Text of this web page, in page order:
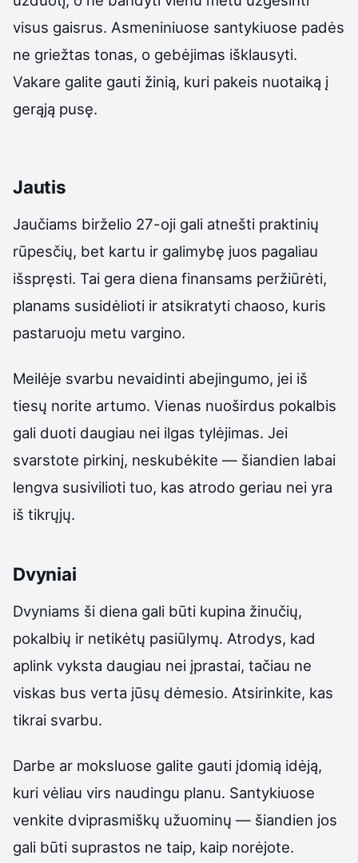
visus gaisrus. Asmeniniuose santykiuose padės
ne griežtas tonas, o gebėjimas išklausyti.
Vakare galite gauti žinią, kuri pakeis nuotaiką į
gerąją pusę.
Jautis
Jaučiams birželio 27-oji gali atnešti praktinių
rūpesčių, bet kartu ir galimybę juos pagaliau
išspręsti. Tai gera diena finansams peržiūrėti,
planams susidėlioti ir atsikratyti chaoso, kuris
pastaruoju metu vargino.
Meilėje svarbu nevaidinti abejingumo, jei iš
tiesų norite artumo. Vienas nuoširdus pokalbis
gali duoti daugiau nei ilgas tylėjimas. Jei
svarstote pirkinį, neskubėkite — šiandien labai
lengva susivilioti tuo, kas atrodo geriau nei yra
iš tikrųjų.
Dvyniai
Dvyniams ši diena gali būti kupina žinučių,
pokalbių ir netikėtų pasiūlymų. Atrodys, kad
aplink vyksta daugiau nei įprastai, tačiau ne
viskas bus verta jūsų dėmesio. Atsirinkite, kas
tikrai svarbu.
Darbe ar moksluose galite gauti įdomią idėją,
kuri vėliau virs naudingu planu. Santykiuose
venkite dviprasmiškų užuominų — šiandien jos
gali būti suprastos ne taip, kaip norėjote.